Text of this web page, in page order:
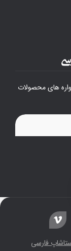
های محصولات
فارسی